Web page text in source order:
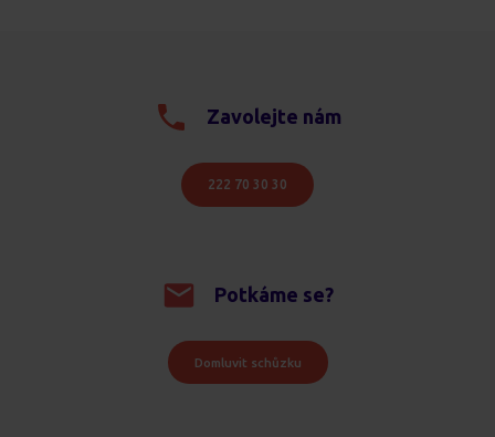
Zavolejte nám
222 70 30 30
Potkáme se?
Domluvit schůzku